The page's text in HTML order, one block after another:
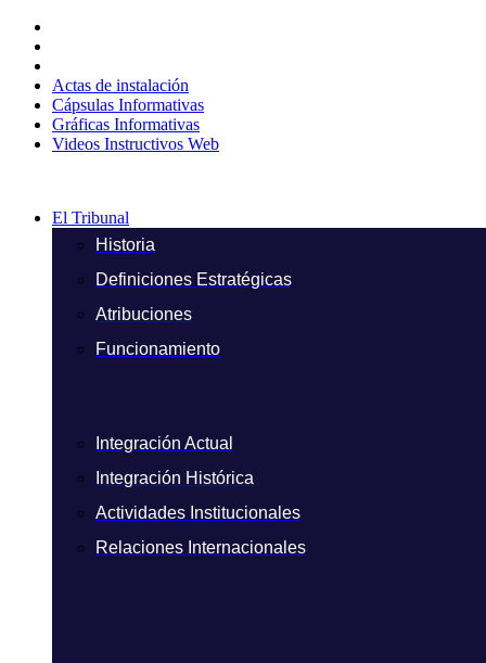
contenido
Actas de instalación
Cápsulas Informativas
Gráficas Informativas
Videos Instructivos Web
El Tribunal
Historia
Definiciones Estratégicas
Atribuciones
Funcionamiento
Integración Actual
Integración Histórica
Actividades Institucionales
Relaciones Internacionales